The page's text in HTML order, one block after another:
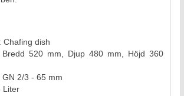
Chafing dish
Bredd 520 mm, Djup 480 mm, Höjd 360
GN 2/3 - 65 mm
Liter